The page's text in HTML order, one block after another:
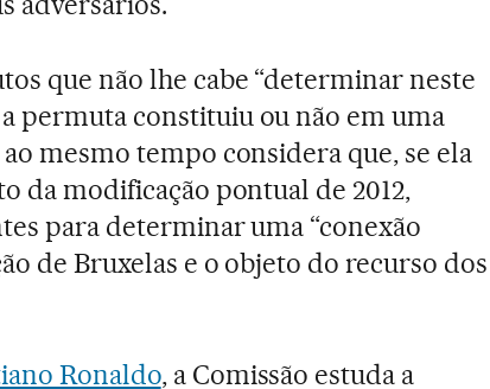
que não lhe cabe “determinar neste
permuta constituiu ou não em uma
mesmo tempo considera que, se ela
da modificação pontual de 2012,
para determinar uma “conexão
de Bruxelas e o objeto do recurso dos
Ronaldo, a Comissão estuda a